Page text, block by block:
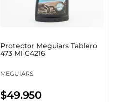
Protector Meguiars Tablero
473 Ml G4216
MEGUIARS
$49.950